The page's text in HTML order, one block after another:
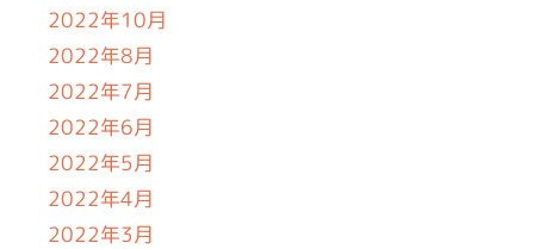
2022年10月
2022年8月
2022年7月
2022年6月
2022年5月
2022年4月
2022年3月